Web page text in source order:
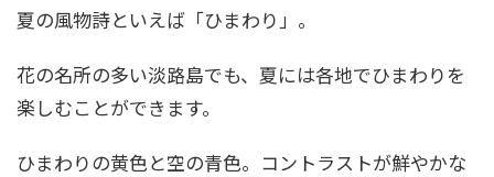
夏の風物詩といえば「ひまわり」。
花の名所の多い淡路島でも、夏には各地でひまわりを
楽しむことができます。
ひまわりの黄色と空の青色。コントラストが鮮やかな